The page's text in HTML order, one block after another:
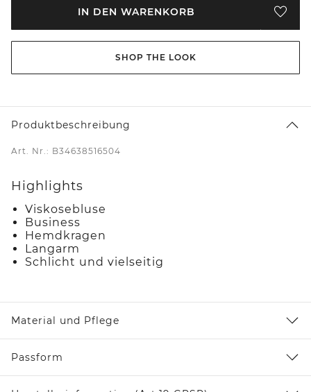
IN DEN WARENKORB
SHOP THE LOOK
Produktbeschreibung
Art. Nr.: B34638516504
Highlights
Viskosebluse
Business
Hemdkragen
Langarm
Schlicht und vielseitig
Material und Pflege
Passform